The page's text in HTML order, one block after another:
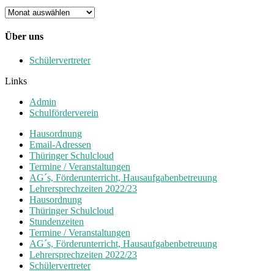
Archiv
Über uns
Schülervertreter
Links
Admin
Schulförderverein
Hausordnung
Email-Adressen
Thüringer Schulcloud
Termine / Veranstaltungen
AG´s, Förderunterricht, Hausaufgabenbetreuung
Lehrersprechzeiten 2022/23
Hausordnung
Thüringer Schulcloud
Stundenzeiten
Termine / Veranstaltungen
AG´s, Förderunterricht, Hausaufgabenbetreuung
Lehrersprechzeiten 2022/23
Schülervertreter